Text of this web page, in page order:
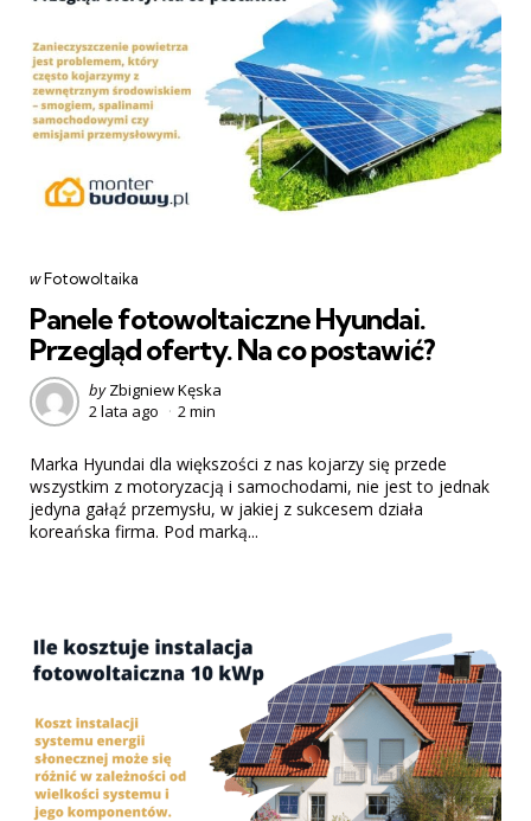
Categories
post
wFotowoltaika
Panele fotowoltaiczne Hyundai.
Przegląd oferty. Na co postawić?
Posted
by
by Zbigniew Kęska
2 lata ago
2 min
Marka Hyundai dla większości z nas kojarzy się przede
wszystkim z motoryzacją i samochodami, nie jest to jednak
jedyna gałąź przemysłu, w jakiej z sukcesem działa
koreańska firma. Pod marką...